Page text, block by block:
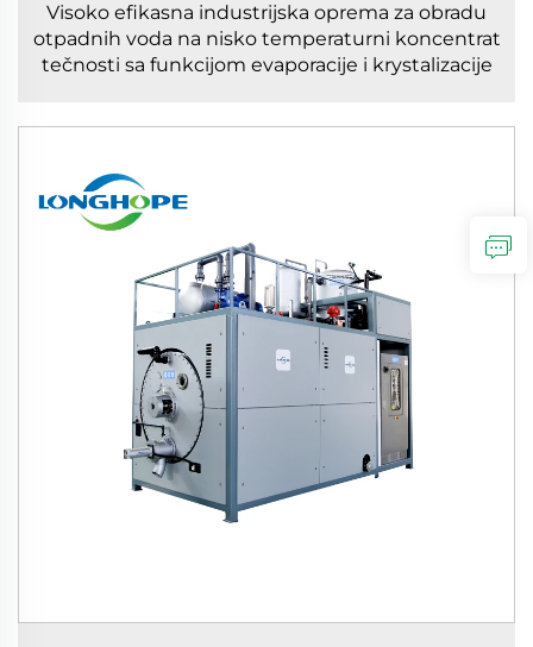
Visoko efikasna industrijska oprema za obradu
otpadnih voda na nisko temperaturni koncentrat
tečnosti sa funkcijom evaporacije i krystalizacije